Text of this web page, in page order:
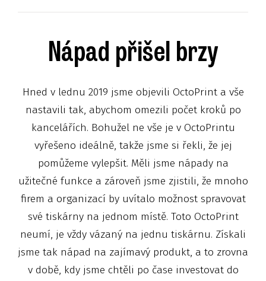
Nápad přišel brzy
Hned v lednu 2019 jsme objevili OctoPrint a vše
nastavili tak, abychom omezili počet kroků po
kancelářích. Bohužel ne vše je v OctoPrintu
vyřešeno ideálně, takže jsme si řekli, že jej
pomůžeme vylepšit. Měli jsme nápady na
užitečné funkce a zároveň jsme zjistili, že mnoho
firem a organizací by uvítalo možnost spravovat
své tiskárny na jednom místě. Toto OctoPrint
neumí, je vždy vázaný na jednu tiskárnu. Získali
jsme tak nápad na zajímavý produkt, a to zrovna
v době, kdy jsme chtěli po čase investovat do